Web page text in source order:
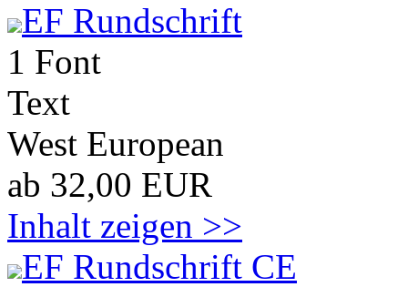
EF Rundschrift
1 Font
Text
West European
ab 32,00 EUR
Inhalt zeigen >>
EF Rundschrift CE